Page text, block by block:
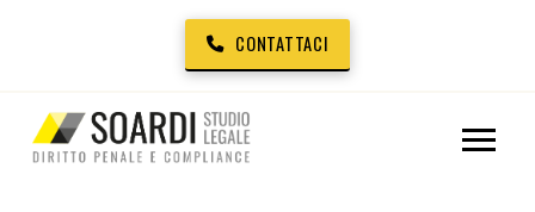
CONTATTACI